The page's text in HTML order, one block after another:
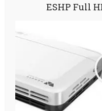
ESHP Full